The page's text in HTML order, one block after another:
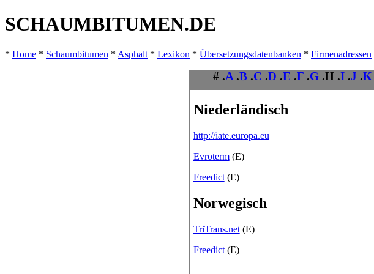
SCHAUMBITUMEN.DE
* Home * Schaumbitumen * Asphalt * Lexikon * Übersetzungsdatenbanken * Firmenadressen
# .A .B .C .D .E .F .G .H .I .J .K
Niederländisch
http://iate.europa.eu
Evroterm(E)
Freedict(E)
Norwegisch
TriTrans.net(E)
Freedict(E)